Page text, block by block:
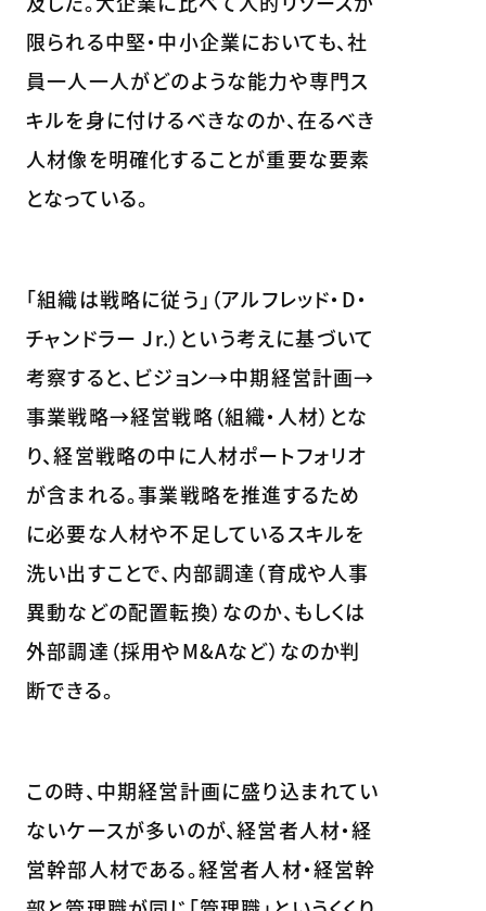
限られる中堅・中小企業においても、社
員一人一人がどのような能力や専門ス
キルを身に付けるべきなのか、在るべき
人材像を明確化することが重要な要素
となっている。
「組織は戦略に従う」（アルフレッド・D・
チャンドラー Jr.）という考えに基づいて
考察すると、ビジョン→中期経営計画→
事業戦略→経営戦略（組織・人材）とな
り、経営戦略の中に人材ポートフォリオ
が含まれる。事業戦略を推進するため
に必要な人材や不足しているスキルを
洗い出すことで、内部調達（育成や人事
異動などの配置転換）なのか、もしくは
外部調達（採用やM&Aなど）なのか判
断できる。
この時、中期経営計画に盛り込まれてい
ないケースが多いのが、経営者人材・経
営幹部人材である。経営者人材・経営幹